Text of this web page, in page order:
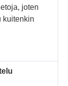
joten
kuitenkin